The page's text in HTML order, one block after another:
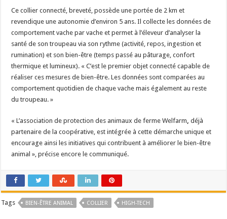
Ce collier connecté, breveté, possède une portée de 2 km et
revendique une autonomie d’environ 5 ans. Il collecte les données de
comportement vache par vache et permet à l’éleveur d’analyser la
santé de son troupeau via son rythme (activité, repos, ingestion et
rumination) et son bien-être (temps passé au pâturage, confort
thermique et lumineux). « C’est le premier objet connecté capable de
réaliser ces mesures de bien-être. Les données sont comparées au
comportement quotidien de chaque vache mais également au reste
du troupeau. »
« L’association de protection des animaux de ferme Welfarm,déjà
partenaire de la coopérative, est intégrée à cette démarche unique et
encourage ainsi les initiatives qui contribuent à améliorer le bien-être
animal », précise encore le communiqué.
Tags BIEN-ÊTRE ANIMAL COLLIER HIGH-TECH